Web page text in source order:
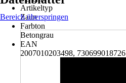
Artikeltyp
Zaun
Farbton
Betongrau
EAN
2007010203498, 730699018726
Bereich überspringen